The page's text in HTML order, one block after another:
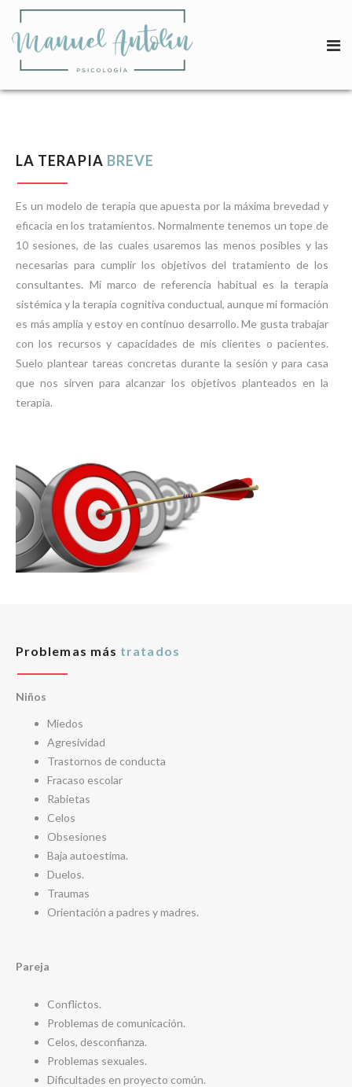
LA TERAPIA BREVE
Es un modelo de terapia que apuesta por la máxima brevedad y
eficacia en los tratamientos. Normalmente tenemos un tope de
10 sesiones, de las cuales usaremos las menos posibles y las
necesarias para cumplir los objetivos del tratamiento de los
consultantes. Mi marco de referencia habitual es la terapia
sistémica y la terapia cognitiva conductual, aunque mi formación
es más amplia y estoy en continuo desarrollo. Me gusta trabajar
con los recursos y capacidades de mis clientes o pacientes.
Suelo plantear tareas concretas durante la sesión y para casa
que nos sirven para alcanzar los objetivos planteados en la
terapia.
Problemas más tratados
Niños
Miedos
Agresividad
Trastornos de conducta
Fracaso escolar
Rabietas
Celos
Obsesiones
Baja autoestima.
Duelos.
Traumas
Orientación a padres y madres.
Pareja
Conflictos.
Problemas de comunicación.
Celos, desconfianza.
Problemas sexuales.
Dificultades en proyecto común.